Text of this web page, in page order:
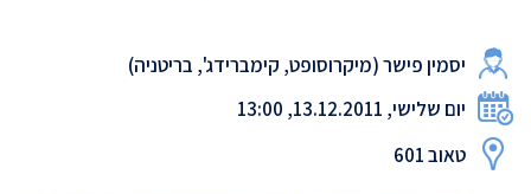
יסמין פישר (מיקרוסופט, קימברידג', בריטניה)
יום שלישי, 13.12.2011, 13:00
טאוב 601